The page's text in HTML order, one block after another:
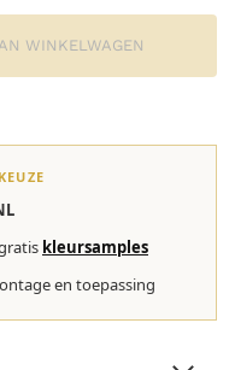
WINKELWAGEN
kleursamples
en toepassing